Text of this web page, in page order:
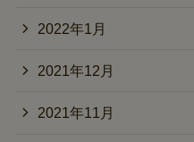
2022年1月
2021年12月
2021年11月